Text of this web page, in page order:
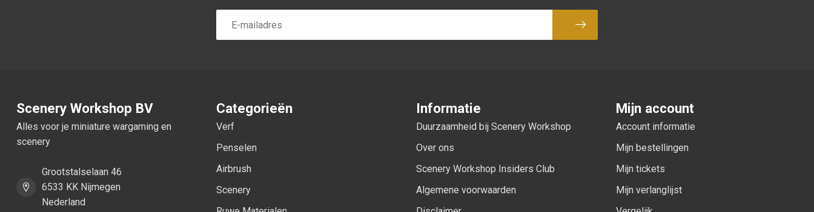
Abonneer
Scenery Workshop BV
Alles voor je miniature wargaming en
scenery
Grootstalselaan 46
6533 KK Nijmegen
Nederland
Categorieën
Verf
Penselen
Airbrush
Scenery
Informatie
Duurzaamheid bij Scenery Workshop
Over ons
Scenery Workshop Insiders Club
Algemene voorwaarden
Mijn account
Account informatie
Mijn bestellingen
Mijn tickets
Mijn verlanglijst